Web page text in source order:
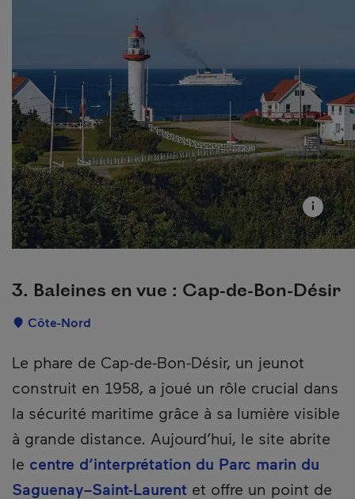
3. Baleines en vue : Cap-de-Bon-Désir
Localisation
Côte-Nord
Description
Le phare de Cap-de-Bon-Désir, un jeunot
construit en 1958, a joué un rôle crucial dans
la sécurité maritime grâce à sa lumière visible
à grande distance. Aujourd’hui, le site abrite
le centre d’interprétation du Parc marin du
Saguenay–Saint-Laurent et offre un point de